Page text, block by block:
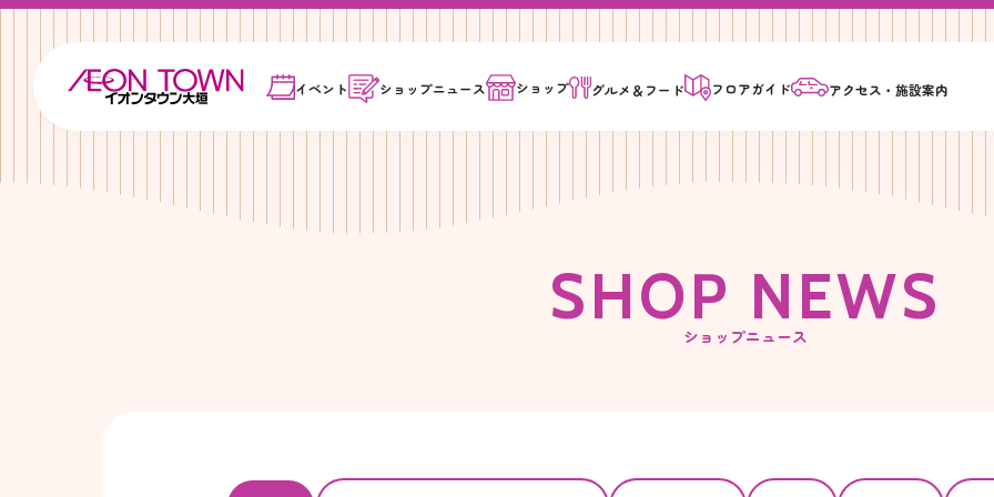
イベント ショップニュース ショップ グルメ＆ フード フロアガイド アクセス・施設案内
SHOP NEWS
ショップニュース